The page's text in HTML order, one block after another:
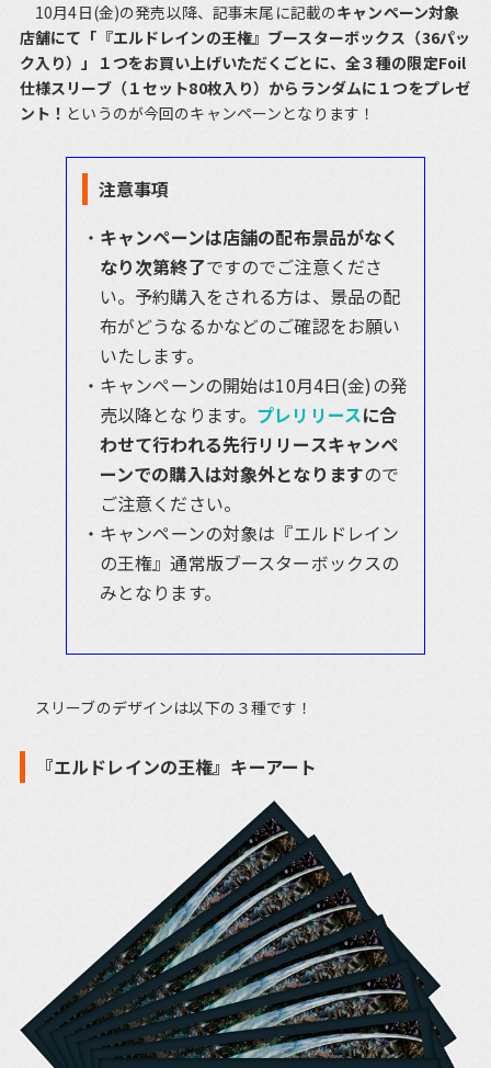
10月4日(金)の発売以降、記事末尾に記載のキャンペーン対象
店舗にて「『エルドレインの王権』ブースターボックス（36パッ
ク入り）」１つをお買い上げいただくごとに、全３種の限定Foil
仕様スリーブ（１セット80枚入り）からランダムに１つをプレゼ
ント！ というのが今回のキャンペーンとなります！
注意事項
キャンペーンは店舗の配布景品がなく
なり次第終了ですのでご注意くださ
い。予約購入をされる方は、景品の配
布がどうなるかなどのご確認をお願い
いたします。
キャンペーンの開始は10月4日(金)の発
売以降となります。 プレリリースに合
わせて行われる先行リリースキャンペ
ーンでの購入は対象外となりますので
ご注意ください。
キャンペーンの対象は『エルドレイン
の王権』通常版ブースターボックスの
みとなります。
スリーブのデザインは以下の３種です！
『エルドレインの王権』キーアート